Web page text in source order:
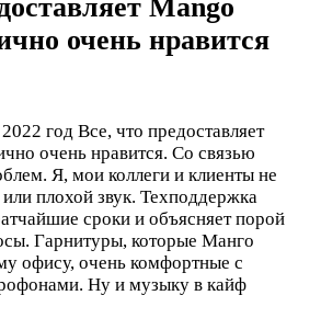
Mango
очень нравится
год Все, что предоставляет
очень нравится. Со связью
Я, мои коллеги и клиенты не
плохой звук. Техподдержка
сроки и объясняет порой
Гарнитуры, которые Манго
офису, очень комфортные с
Ну и музыку в кайф